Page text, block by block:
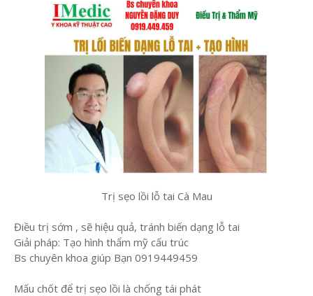
Trị sẹo lồi lỗ tai Cà Mau
Điều trị sớm , sẽ hiệu quả, tránh biến dạng lỗ tai
Giải pháp: Tạo hình thẩm mỹ cấu trúc
Bs chuyên khoa giúp Bạn 0919449459
Mấu chốt để trị sẹo lồi là chống tái phát